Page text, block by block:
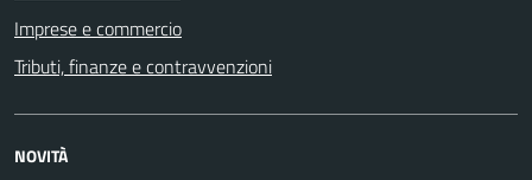
Imprese e commercio
Tributi, finanze e contravvenzioni
NOVITÀ